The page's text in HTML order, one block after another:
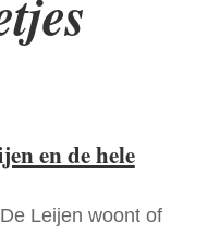
en de hele
Leijen woont of